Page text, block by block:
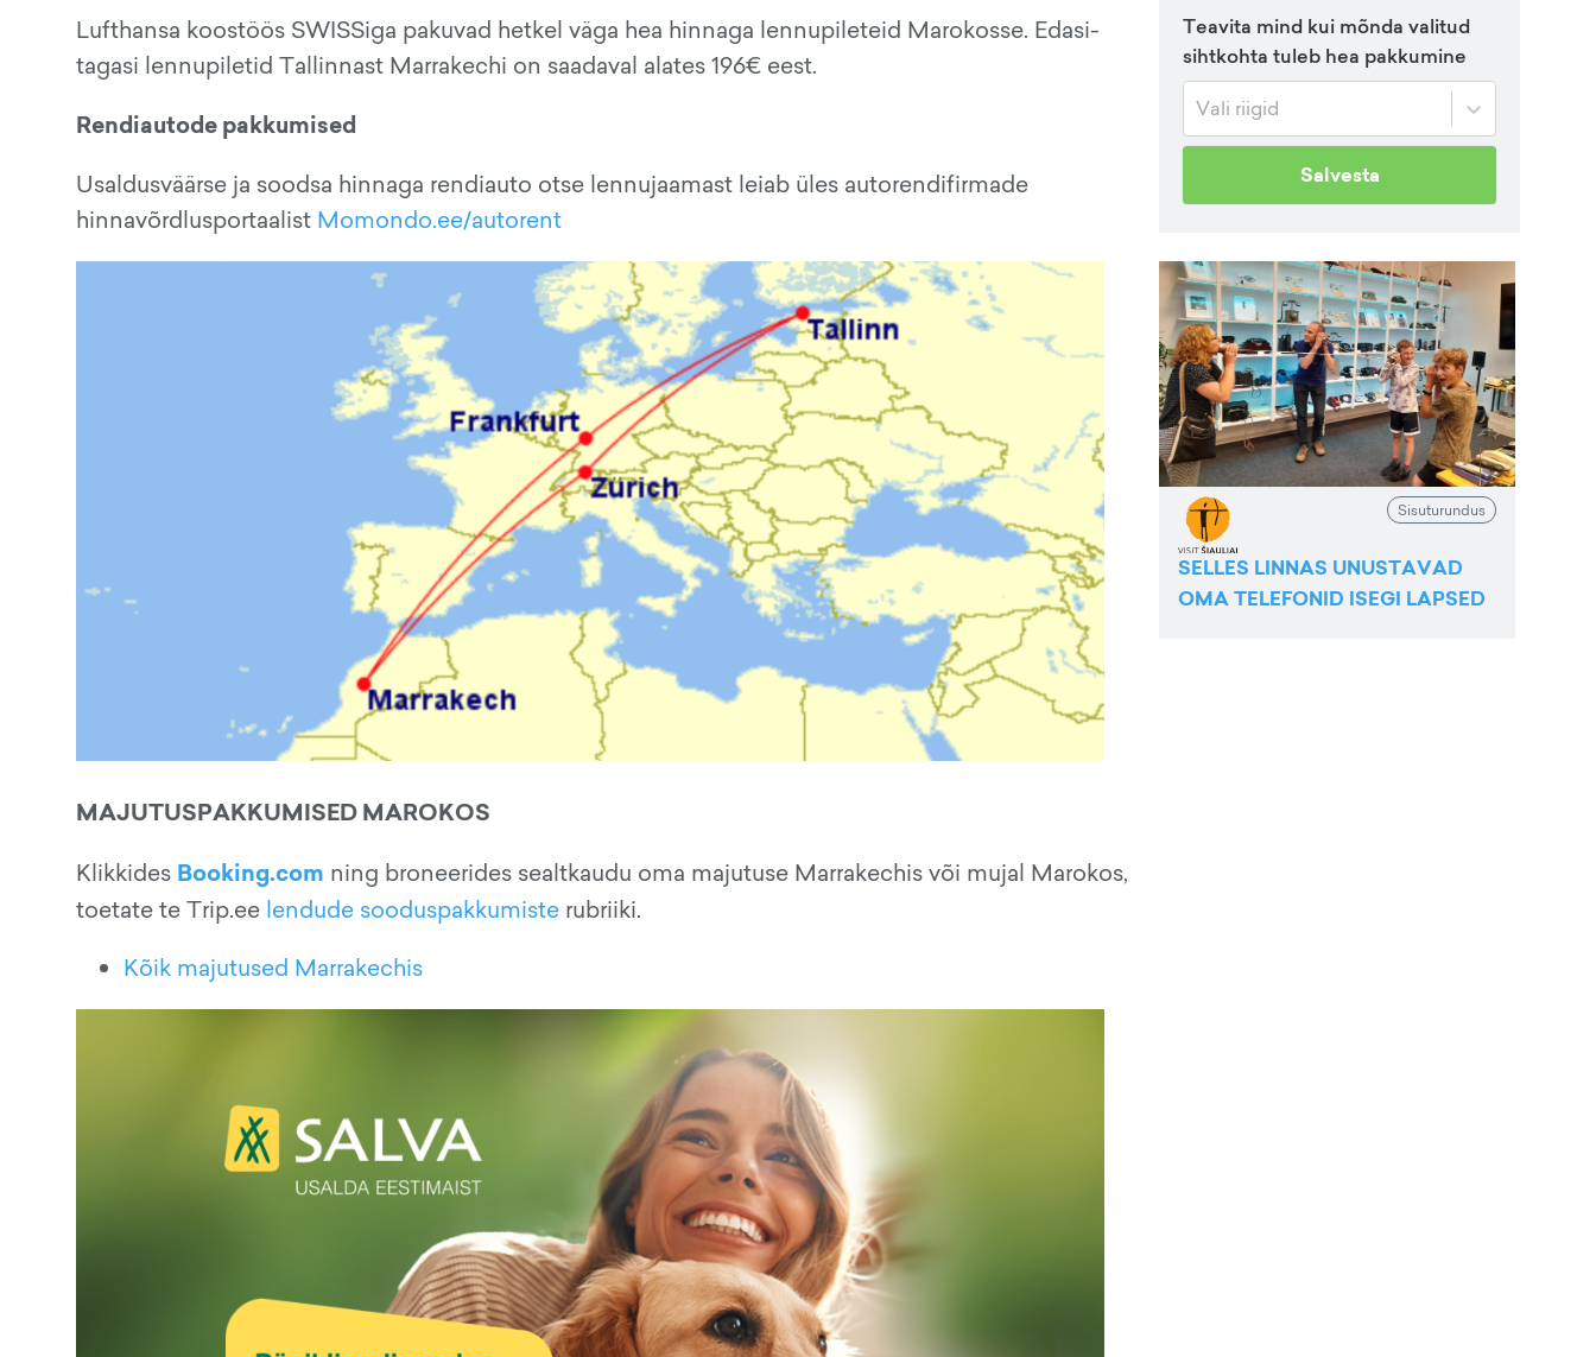
Lufthansa koostöös SWISSiga pakuvad hetkel väga hea hinnaga lennupileteid Marokosse. Edasi-
tagasi lennupiletid Tallinnast Marrakechi on saadaval alates 196€ eest.
Rendiautode pakkumised
Usaldusväärse ja soodsa hinnaga rendiauto otse lennujaamast leiab üles autorendifirmade
hinnavõrdlusportaalist Momondo.ee/autorent
MAJUTUSPAKKUMISED MAROKOS
Klikkides Booking.com ning broneerides sealtkaudu oma majutuse Marrakechis või mujal Marokos,
toetate te Trip.ee lendude sooduspakkumiste rubriiki.
Kõik majutused Marrakechis
Teavita mind kui mõnda valitud
sihtkohta tuleb hea pakkumine
Vali riigid
Salvesta
Sisuturundus
SELLES LINNAS UNUSTAVAD
OMA TELEFONID ISEGI LAPSED